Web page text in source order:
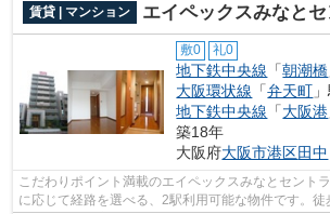
賃貸 | マンション エイペックスみなとセントラ
敷0 礼0
地下鉄中央線 「朝潮橋
大阪環状線 「弁天町
地下鉄中央線 「大阪港
築18年
大阪府大阪市港区田中
こだわりポイント満載のエイペックスみなとセント
に応じて経路を選べる、2駅利用可能な物件です。